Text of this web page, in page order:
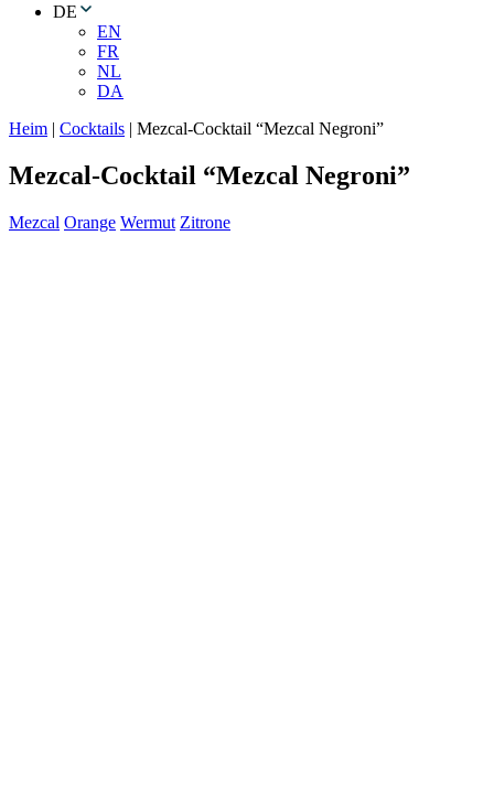
DE
EN
FR
NL
DA
Heim | Cocktails | Mezcal-Cocktail “Mezcal Negroni”
Mezcal-Cocktail “Mezcal Negroni”
Mezcal Orange Wermut Zitrone